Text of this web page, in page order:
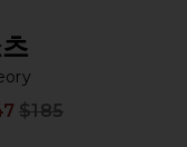
$185